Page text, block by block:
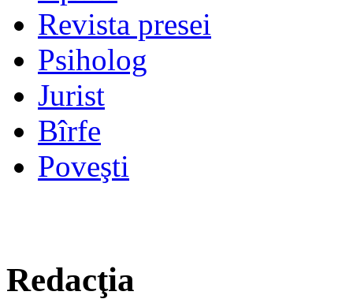
Revista presei
Psiholog
Jurist
Bîrfe
Poveşti
Redacţia